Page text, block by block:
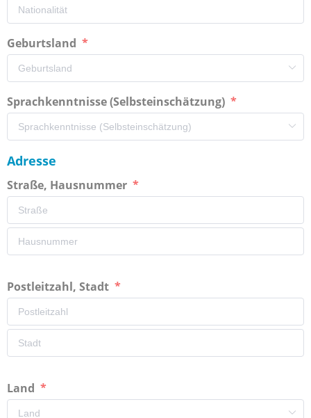
Geburtsland
Sprachkenntnisse (Selbsteinschätzung)
Adresse
Straße, Hausnummer
Postleitzahl, Stadt
Land